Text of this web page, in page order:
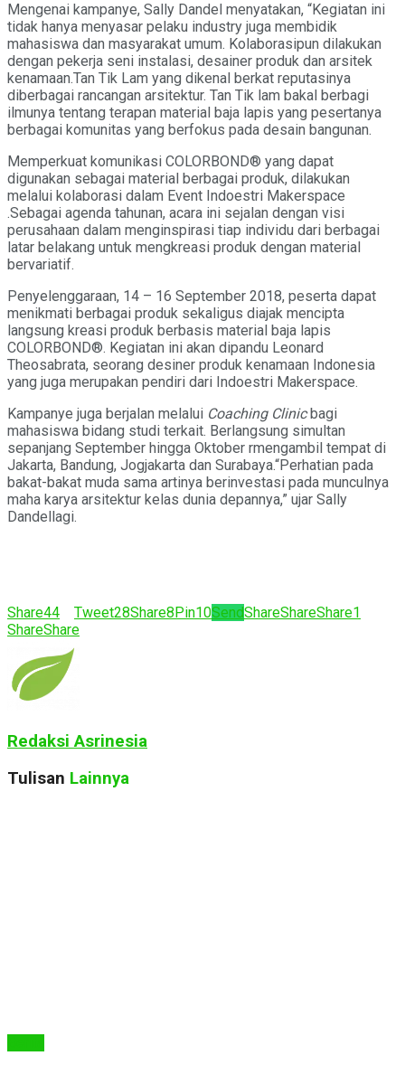
Mengenai kampanye, Sally Dandel menyatakan, “Kegiatan ini
tidak hanya menyasar pelaku industry juga membidik
mahasiswa dan masyarakat umum. Kolaborasipun dilakukan
dengan pekerja seni instalasi, desainer produk dan arsitek
kenamaan.Tan Tik Lam yang dikenal berkat reputasinya
diberbagai rancangan arsitektur. Tan Tik lam bakal berbagi
ilmunya tentang terapan material baja lapis yang pesertanya
berbagai komunitas yang berfokus pada desain bangunan.
Memperkuat komunikasi COLORBOND® yang dapat
digunakan sebagai material berbagai produk, dilakukan
melalui kolaborasi dalam Event Indoestri Makerspace
.Sebagai agenda tahunan, acara ini sejalan dengan visi
perusahaan dalam menginspirasi tiap individu dari berbagai
latar belakang untuk mengkreasi produk dengan material
bervariatif.
Penyelenggaraan, 14 – 16 September 2018, peserta dapat
menikmati berbagai produk sekaligus diajak mencipta
langsung kreasi produk berbasis material baja lapis
COLORBOND®. Kegiatan ini akan dipandu Leonard
Theosabrata, seorang desiner produk kenamaan Indonesia
yang juga merupakan pendiri dari Indoestri Makerspace.
Kampanye juga berjalan melalui Coaching Clinicbagi
mahasiswa bidang studi terkait. Berlangsung simultan
sepanjang September hingga Oktober rmengambil tempat di
Jakarta, Bandung, Jogjakarta dan Surabaya.“Perhatian pada
bakat-bakat muda sama artinya berinvestasi pada munculnya
maha karya arsitektur kelas dunia depannya,” ujar Sally
Dandellagi.
Share44 Tweet28Share8 Pin10SendShareShareShare1
ShareShare
Redaksi Asrinesia
Tulisan Lainnya